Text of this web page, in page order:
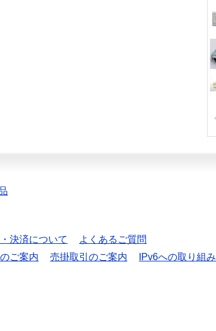
決済について
よくあるご質問
ご案内 売掛取引のご案内
IPv6への取り組み